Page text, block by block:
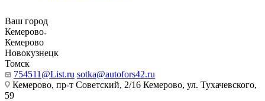
Ваш город
Кемерово
Кемерово
Новокузнецк
Томск
754511@List.ru sotka@autofors42.ru
Кемерово, пр-т Советский, 2/16 Кемерово, ул. Тухачевского,
59